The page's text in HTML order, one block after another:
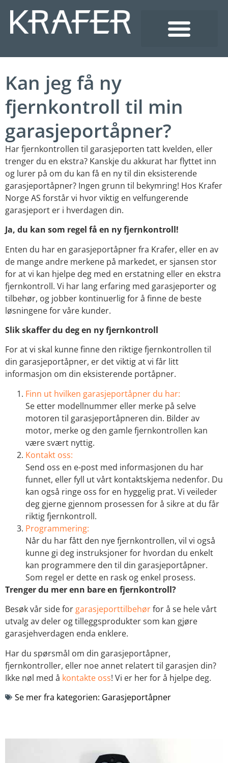
Kan jeg få ny
fjernkontroll til min
garasjeportåpner?
Har fjernkontrollen til garasjeporten tatt kvelden, eller
trenger du en ekstra? Kanskje du akkurat har flyttet inn
og lurer på om du kan få en ny til din eksisterende
garasjeportåpner? Ingen grunn til bekymring! Hos Krafer
Norge AS forstår vi hvor viktig en velfungerende
garasjeport er i hverdagen din.
Ja, du kan som regel få en ny fjernkontroll!
Enten du har en garasjeportåpner fra Krafer, eller en av
de mange andre merkene på markedet, er sjansen stor
for at vi kan hjelpe deg med en erstatning eller en ekstra
fjernkontroll. Vi har lang erfaring med garasjeporter og
tilbehør, og jobber kontinuerlig for å finne de beste
løsningene for våre kunder.
Slik skaffer du deg en ny fjernkontroll
For at vi skal kunne finne den riktige fjernkontrollen til
din garasjeportåpner, er det viktig at vi får litt
informasjon om din eksisterende portåpner.
Finn ut hvilken garasjeportåpner du har:
Se etter modellnummer eller merke på selve
motoren til garasjeportåpneren din. Bilder av
motor, merke og den gamle fjernkontrollen kan
være svært nyttig.
Kontakt oss:
Send oss en e-post med informasjonen du har
funnet, eller fyll ut vårt kontaktskjema nedenfor. Du
kan også ringe oss for en hyggelig prat. Vi veileder
deg gjerne gjennom prosessen for å sikre at du får
riktig fjernkontroll.
Programmering:
Når du har fått den nye fjernkontrollen, vil vi også
kunne gi deg instruksjoner for hvordan du enkelt
kan programmere den til din garasjeportåpner.
Som regel er dette en rask og enkel prosess.
Trenger du mer enn bare en fjernkontroll?
Besøk vår side for garasjeporttilbehørfor å se hele vårt
utvalg av deler og tilleggsprodukter som kan gjøre
garasjehverdagen enda enklere.
Har du spørsmål om din garasjeportåpner,
fjernkontroller, eller noe annet relatert til garasjen din?
Ikke nøl med å kontakte oss! Vi er her for å hjelpe deg.
Se mer fra kategorien: Garasjeportåpner